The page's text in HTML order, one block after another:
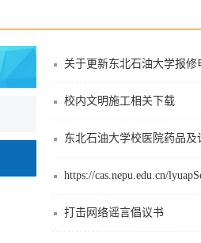
关于更新东北石油大学报修
校内文明施工相关下载
东北石油大学校医院药品
https://cas.nepu.edu.cn/
打击网络谣言倡议书